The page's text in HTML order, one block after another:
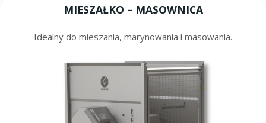
MIESZAŁKO – MASOWNICA
Idealny do mieszania, marynowania i masowania.